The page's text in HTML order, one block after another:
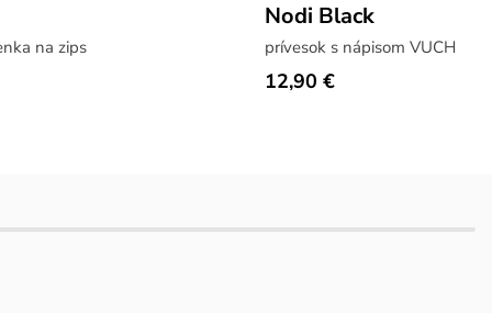
na zips
Nodi Black
prívesok s nápisom VUCH
12,90 €